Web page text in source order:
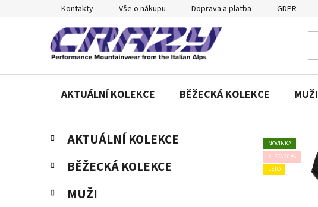
Kontakty Vše o nákupu Doprava a platba GDPR
AKTUÁLNÍ KOLEKCE BĚŽECKÁ KOLEKCE MUŽI
P
s
r
Přeskočit
kategorie
K
a
t
e
o
AKTUÁLNÍ KOLEKCE
BĚŽECKÁ KOLEKCE
MUŽI
NOVINKA
SLEVA 20 %
LÉTO